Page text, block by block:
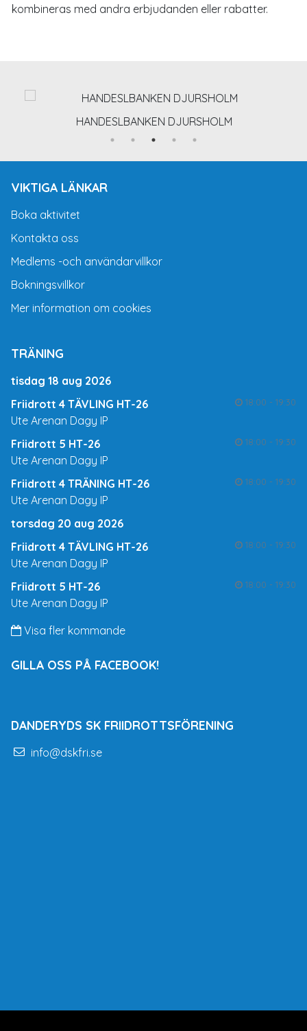
kombineras med andra erbjudanden eller rabatter.
HANDESLBANKEN DJURSHOLM
VIKTIGA LÄNKAR
Boka aktivitet
Kontakta oss
Medlems -och användarvillkor
Bokningsvillkor
Mer information om cookies
TRÄNING
tisdag 18 aug 2026
Friidrott 4 TÄVLING HT-26
18:00 - 19:30
Ute Arenan Dagy IP
Friidrott 5 HT-26
18:00 - 19:30
Ute Arenan Dagy IP
Friidrott 4 TRÄNING HT-26
18:00 - 19:30
Ute Arenan Dagy IP
torsdag 20 aug 2026
Friidrott 4 TÄVLING HT-26
18:00 - 19:30
Ute Arenan Dagy IP
Friidrott 5 HT-26
18:00 - 19:30
Ute Arenan Dagy IP
Visa fler kommande
GILLA OSS PÅ FACEBOOK!
DANDERYDS SK FRIIDROTTSFÖRENING
info@dskfri.se